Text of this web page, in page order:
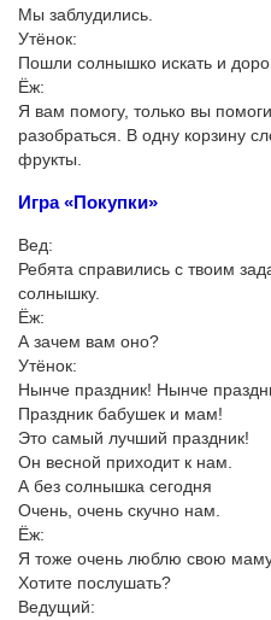
Мы заблудились.
Утёнок:
Пошли солнышко искать и
Ёж:
Я вам помогу, только вы
разобраться. В одну корзину
фрукты.
Игра «Покупки»
Вед:
Ребята справились с твоим
солнышку.
Ёж:
А зачем вам оно?
Утёнок:
Нынче праздник! Нынче
Праздник бабушек и мам!
Это самый лучший праздник!
Он весной приходит к нам.
А без солнышка сегодня
Очень, очень скучно нам.
Ёж:
Я тоже очень люблю свою
Хотите послушать?
Ведущий: